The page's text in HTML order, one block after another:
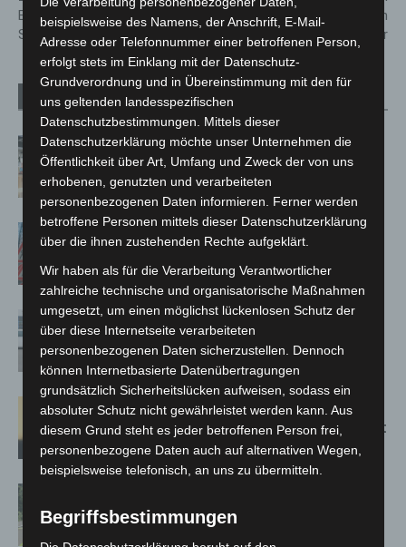
Essenszeiten und
Schlafqualität
sich in der Deutschen
Jugendfeuerwehr
Verwandte Artikel Mehr vom Autor
Kunst trifft Weingenuss: Barbara-
Susann Mehring zeigt ihre Werke im
Jacques’ Wein-Depot Isernhagen
A2: Zweite Turbobaustelle startet
zwischen Hannover-West und
Bothfeld
Niedersachsen: Feuerwehrkräfte
kehren nach Waldbrandeinsatz aus
Spanien zurück
Hannover: Erste Tigermücken-
Population in Niedersachsen entdeckt
Neuwarmbüchen schnell eingedämmt
beispielsweise des Namens, der Anschrift, E-Mail-
Adresse oder Telefonnummer einer betroffenen Person,
erfolgt stets im Einklang mit der Datenschutz-
Grundverordnung und in Übereinstimmung mit den für
uns geltenden landesspezifischen
Datenschutzbestimmungen. Mittels dieser
Datenschutzerklärung möchte unser Unternehmen die
Öffentlichkeit über Art, Umfang und Zweck der von uns
erhobenen, genutzten und verarbeiteten
personenbezogenen Daten informieren. Ferner werden
betroffene Personen mittels dieser Datenschutzerklärung
über die ihnen zustehenden Rechte aufgeklärt.
Wir haben als für die Verarbeitung Verantwortlicher
zahlreiche technische und organisatorische Maßnahmen
umgesetzt, um einen möglichst lückenlosen Schutz der
über diese Internetseite verarbeiteten
personenbezogenen Daten sicherzustellen. Dennoch
können Internetbasierte Datenübertragungen
grundsätzlich Sicherheitslücken aufweisen, sodass ein
absoluter Schutz nicht gewährleistet werden kann. Aus
diesem Grund steht es jeder betroffenen Person frei,
personenbezogene Daten auch auf alternativen Wegen,
beispielsweise telefonisch, an uns zu übermitteln.
Begriffsbestimmungen